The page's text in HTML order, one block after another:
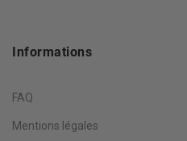
Informations
FAQ
Mentions légales